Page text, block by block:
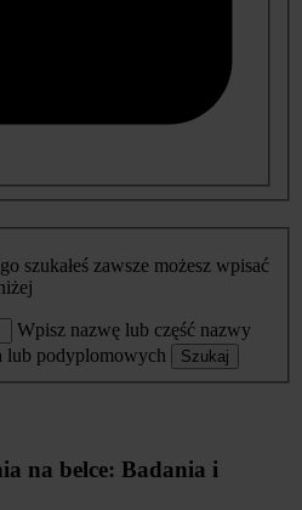
szukałeś zawsze możesz wpisać
Wpisz nazwę lub część nazwy
lub podyplomowych
Szukaj
na belce: Badania i